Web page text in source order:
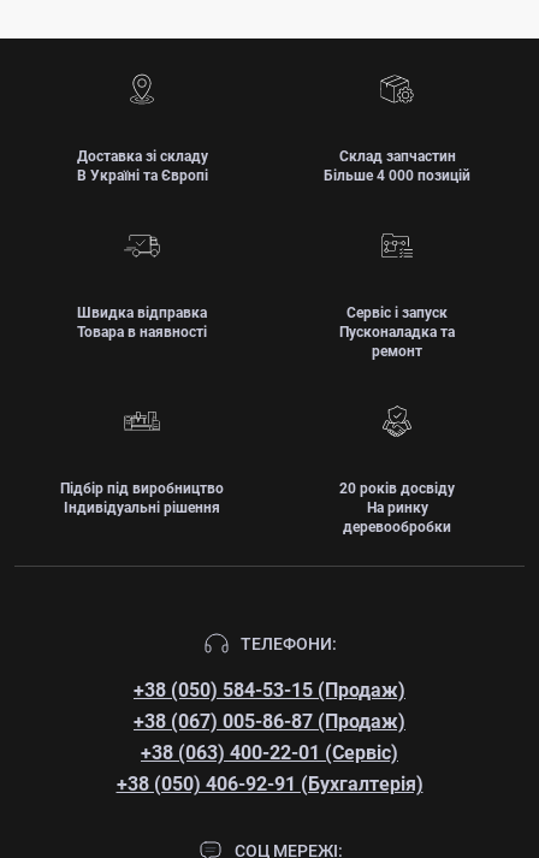
Доставка зі складу
В Україні та Європі
Склад запчастин
Більше 4 000 позицій
Швидка відправка
Товара в наявності
Сервіс і запуск
Пусконаладка та
ремонт
Підбір під виробництво
Індивідуальні рішення
20 років досвіду
На ринку
деревообробки
ТЕЛЕФОНИ:
+38 (050) 584-53-15 (Продаж)
+38 (067) 005-86-87 (Продаж)
+38 (063) 400-22-01 (Сервіс)
+38 (050) 406-92-91 (Бухгалтерія)
СОЦ МЕРЕЖІ: